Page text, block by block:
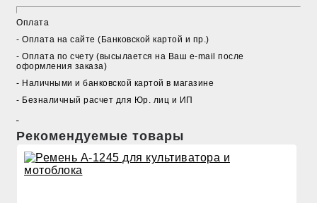
Оплата
- Оплата на сайте (Банковской картой и пр.)
- Оплата по счету (высылается на Ваш e-mail после
оформления заказа)
- Наличными и банковской картой в магазине
- Безналичный расчет для Юр. лиц и ИП
Рекомендуемые товары